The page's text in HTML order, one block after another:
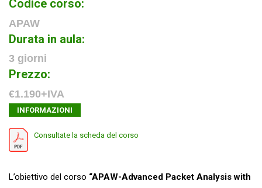
Codice corso:
APAW
Durata in aula:
3 giorni
Prezzo:
€1.190+IVA
INFORMAZIONI
Consultate la scheda del corso
L’obiettivo del corso “APAW-Advanced Packet Analysis with